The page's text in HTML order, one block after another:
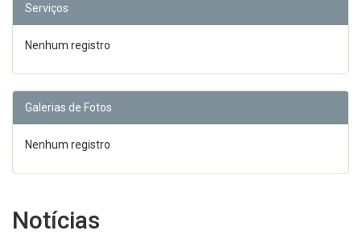
Serviços
Nenhum registro
Galerias de Fotos
Nenhum registro
Notícias